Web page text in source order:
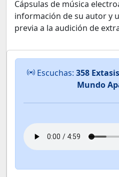
Cápsulas de música
información de su autor y
previa a la audición de
Escuchas: 358
Mundo